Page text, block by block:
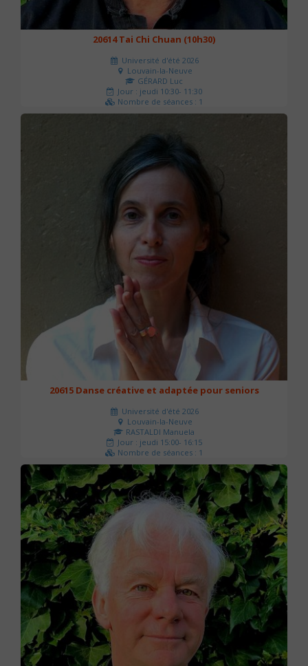
20614 Tai Chi Chuan (10h30)
Université d'été 2026
Louvain-la-Neuve
GÉRARD Luc
Jour : jeudi 10:30- 11:30
Nombre de séances : 1
0 €
20615 Danse créative et adaptée pour seniors
Université d'été 2026
Louvain-la-Neuve
RASTALDI Manuela
Jour : jeudi 15:00- 16:15
Nombre de séances : 1
0 €